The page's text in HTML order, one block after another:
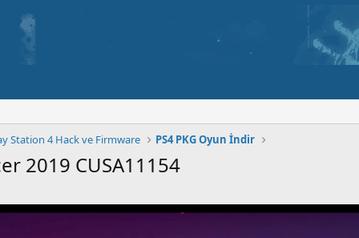
Station 4 Hack ve Firmware PS4 PKG Oyun İndir
2019 CUSA11154